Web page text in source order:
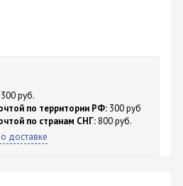
300 руб.
по территории РФ: 300 руб
по странам СНГ: 800 руб.
доставке